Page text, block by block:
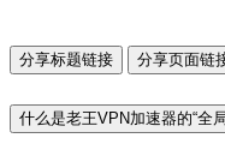
分享标题链接 分享页面链
什么是老王VPN加速器的“全